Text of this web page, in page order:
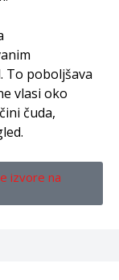
To poboljšava
vlasi oko
čuda,
izvore na